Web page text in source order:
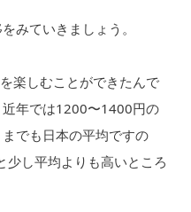
みていきましょう。
楽しむことができたんで
年では1200〜1400円の
でも日本の平均ですの
し平均よりも高いところ